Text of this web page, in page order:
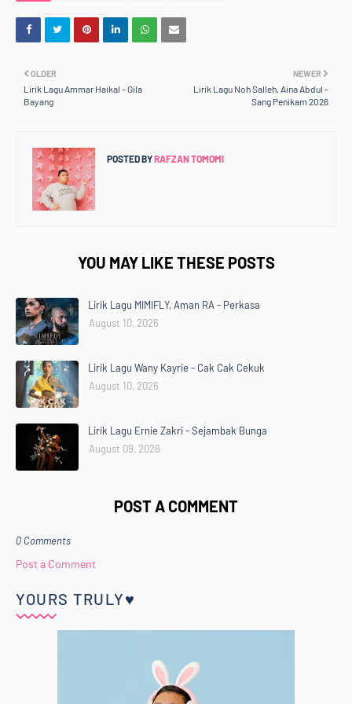
NEWER
Lirik Lagu Noh Salleh, Aina Abdul -
Sang Penikam 2026
OLDER
Lirik Lagu Ammar Haikal - Gila
Bayang
POSTED BYRAFZAN TOMOMI
YOU MAY LIKE THESE POSTS
Lirik Lagu MIMIFLY, Aman RA - Perkasa
August 10, 2026
Lirik Lagu Wany Kayrie - Cak Cak Cekuk
August 10, 2026
Lirik Lagu Ernie Zakri - Sejambak Bunga
August 09, 2026
POST A COMMENT
0 Comments
Post a Comment
YOURS TRULY♥